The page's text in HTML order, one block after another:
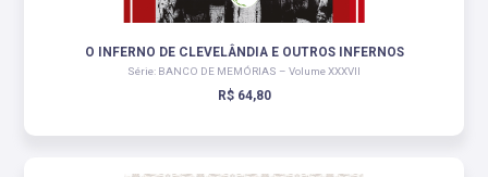
O INFERNO DE CLEVELÂNDIA E OUTROS INFERNOS
Série: BANCO DE MEMÓRIAS – Volume XXXVII
R$ 64,80